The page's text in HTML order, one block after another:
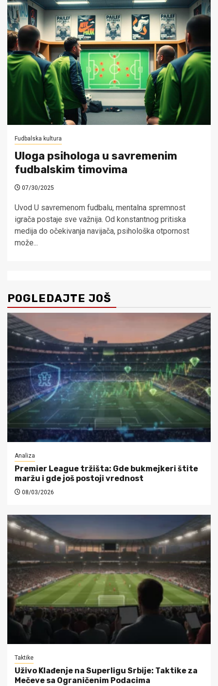
Fudbalska kultura
Uloga psihologa u savremenim
fudbalskim timovima
07/30/2025
Uvod U savremenom fudbalu, mentalna spremnost
igrača postaje sve važnija. Od konstantnog pritiska
medija do očekivanja navijača, psihološka otpornost
može...
POGLEDAJTE JOŠ
Analiza
Premier League tržišta: Gde bukmejkeri štite
maržu i gde još postoji vrednost
08/03/2026
Taktike
Uživo Klađenje na Superligu Srbije: Taktike za
Mečeve sa Ograničenim Podacima